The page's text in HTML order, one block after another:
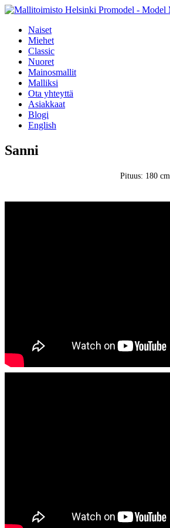
Naiset
Miehet
Classic
Nuoret
Mainosmallit
Malliksi
Ota yhteyttä
Asiakkaat
Blogi
English
Sanni
Pituus: 180 cm